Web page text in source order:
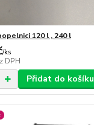
120 l , 240 l
/ks
DPH
Přidat do košíku